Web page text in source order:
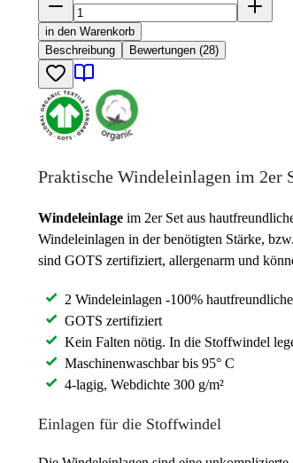
in den Warenkorb
Beschreibung
Bewertungen (28)
Praktische Windeleinlagen im 2er
Windeleinlage im 2er Set aus
Windeleinlagen in der benötigten Stärke,
sind GOTS zertifiziert, allergenarm und
2 Windeleinlagen -100%
GOTS zertifiziert
Kein Falten nötig. In die Stoffwindel
Maschinenwaschbar bis 95° C
4-lagig, Webdichte 300 g/m²
Einlagen für die Stoffwindel